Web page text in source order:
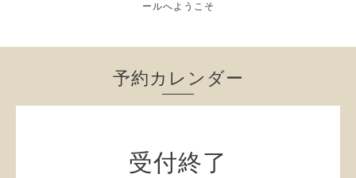
ールへようこそ
予約カレンダー
受付終了